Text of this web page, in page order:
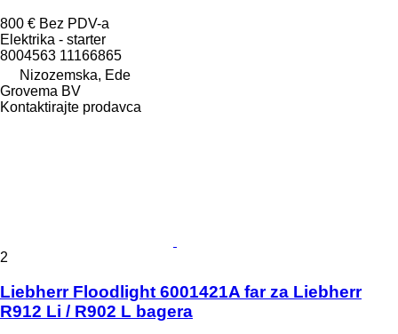
800 € Bez PDV-a
Elektrika - starter
8004563 11166865
Nizozemska, Ede
Grovema BV
Kontaktirajte prodavca
2
Liebherr Floodlight 6001421A far za Liebherr
R912 Li / R902 L bagera